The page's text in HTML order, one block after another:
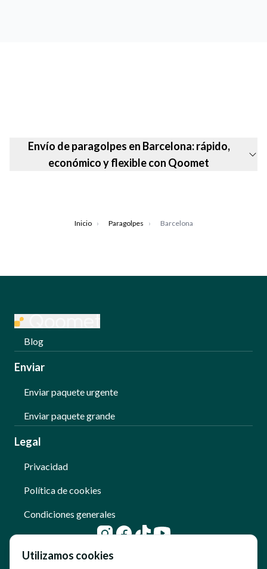
Envío de paragolpes en Barcelona: rápido,
económico y flexible con Qoomet
Inicio › Paragolpes › Barcelona
Blog
Enviar
Enviar paquete urgente
Enviar paquete grande
Legal
Privacidad
Política de cookies
Condiciones generales
Utilizamos cookies